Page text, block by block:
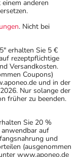
anderen
. Nicht bei
erhalten Sie 5 €
rezeptpflichtige
Versandkosten.
Coupons)
und in der
Nur solange der
früher zu beenden.
Sie 20 %
auf
und
(ausgenommen
www.aponeo.de